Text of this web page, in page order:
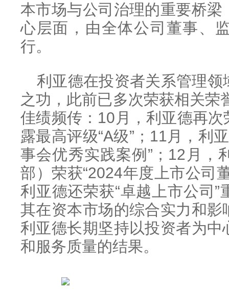
本市场与公司治理的重要桥
心层面，由全体公司董事、
行。
利亚德在投资者关系管理
之功，此前已多次荣获相关荣
佳绩频传：10月，利亚德再
露最高评级“A级”；11月，利
事会优秀实践案例”；12月，
部）荣获“2024年度上市公司
利亚德还荣获“卓越上市公司
其在资本市场的综合实力和
利亚德长期坚持以投资者为
和服务质量的结果。